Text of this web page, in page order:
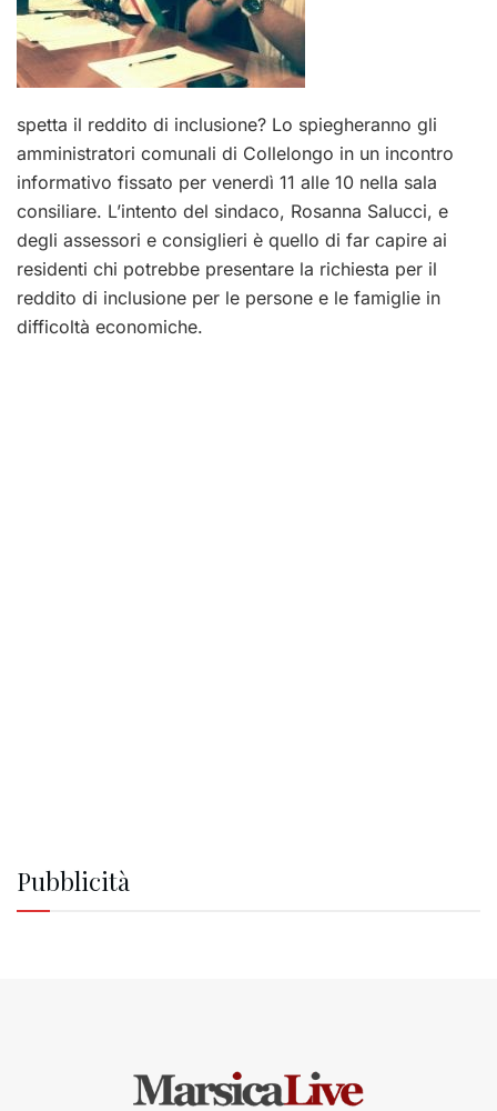
spetta il reddito di inclusione? Lo spiegheranno gli
amministratori comunali di Collelongo in un incontro
informativo fissato per venerdì 11 alle 10 nella sala
consiliare. L’intento del sindaco, Rosanna Salucci, e
degli assessori e consiglieri è quello di far capire ai
residenti chi potrebbe presentare la richiesta per il
reddito di inclusione per le persone e le famiglie in
difficoltà economiche.
Pubblicità